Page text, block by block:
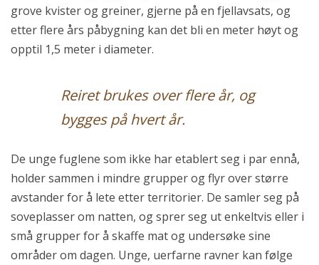
grove kvister og greiner, gjerne på en fjellavsats, og
etter flere års påbygning kan det bli en meter høyt og
opptil 1,5 meter i diameter.
Reiret brukes over flere år, og
bygges på hvert år.
De unge fuglene som ikke har etablert seg i par ennå,
holder sammen i mindre grupper og flyr over større
avstander for å lete etter territorier. De samler seg på
soveplasser om natten, og sprer seg ut enkeltvis eller i
små grupper for å skaffe mat og undersøke sine
områder om dagen. Unge, uerfarne ravner kan følge